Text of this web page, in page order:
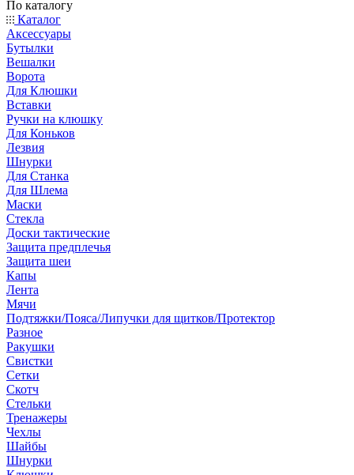
По каталогу
Каталог
Аксессуары
Бутылки
Вешалки
Ворота
Для Клюшки
Вставки
Ручки на клюшку
Для Коньков
Лезвия
Шнурки
Для Станка
Для Шлема
Маски
Стекла
Доски тактические
Защита предплечья
Защита шеи
Капы
Лента
Мячи
Подтяжки/Пояса/Липучки для щитков/Протектор
Разное
Ракушки
Свистки
Сетки
Скотч
Стельки
Тренажеры
Чехлы
Шайбы
Шнурки